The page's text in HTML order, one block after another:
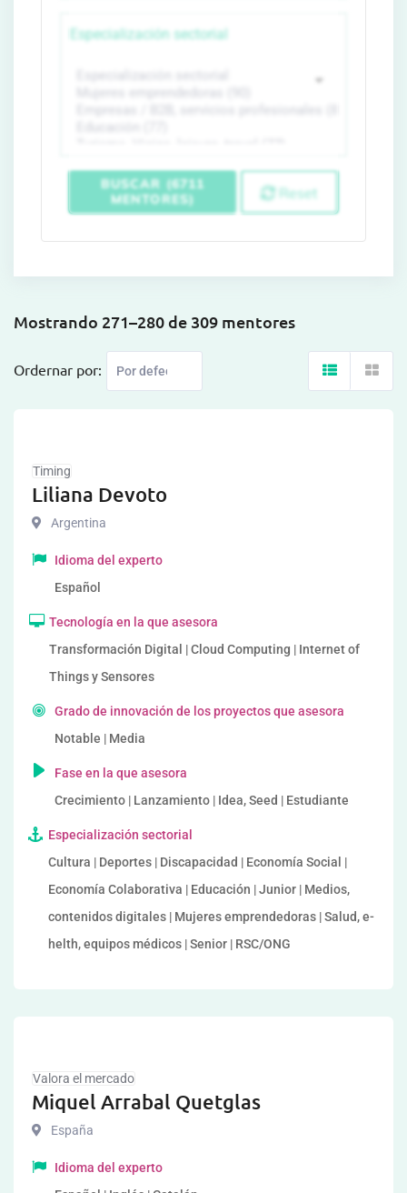
Especialización sectorial
BUSCAR (6711
MENTORES)
Reset
Mostrando 271–280 de 309 mentores
Ordernar por:
Timing
Liliana Devoto
Argentina
Idioma del experto
Español
Tecnología en la que asesora
Transformación Digital | Cloud Computing | Internet of
Things y Sensores
Grado de innovación de los proyectos que asesora
Notable | Media
Fase en la que asesora
Crecimiento | Lanzamiento | Idea, Seed | Estudiante
Especialización sectorial
Cultura | Deportes | Discapacidad | Economía Social |
Economía Colaborativa | Educación | Junior | Medios,
contenidos digitales | Mujeres emprendedoras | Salud, e-
helth, equipos médicos | Senior | RSC/ONG
Valora el mercado
Miquel Arrabal Quetglas
España
Idioma del experto